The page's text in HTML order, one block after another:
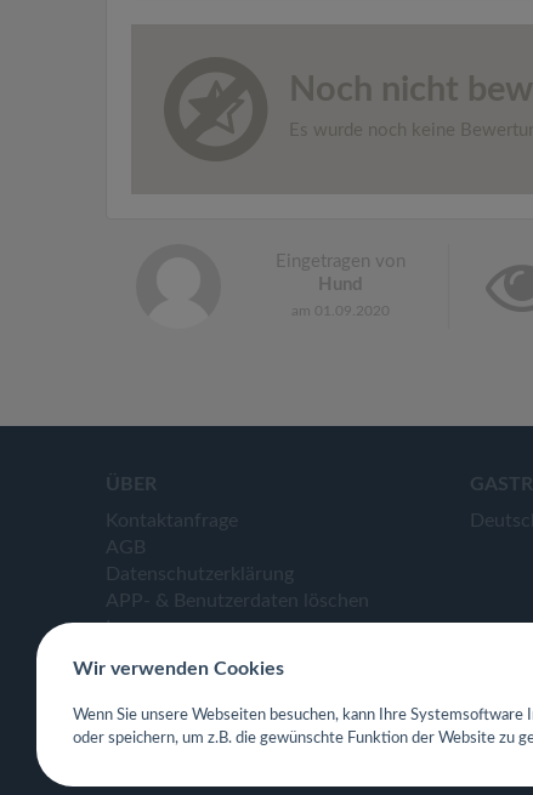
Noch nicht
Es wurde noch keine
Eingetragen von
Hund
am 01.09.2020
ÜBER
Kontaktanfrage
AGB
Datenschutzerklärung
APP- & Benutzerdaten löschen
Impressum
Wir verwenden Cookies
Wenn Sie unsere Webseiten besuchen, kann Ihre
oder speichern, um z.B. die gewünschte Funktion der Website zu